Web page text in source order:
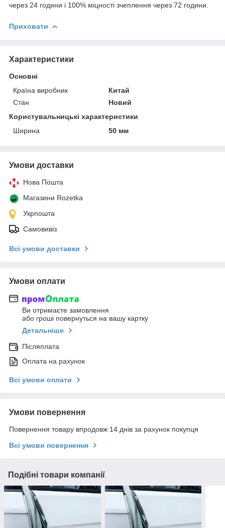
через 24 години і 100% міцності зчеплення через 72 години.
Приховати
Характеристики
Основні
Країна виробник
Китай
Стан
Новий
Користувальницькі характеристики
Ширина
50 мм
Умови доставки
Нова Пошта
Магазини Rozetka
Укрпошта
Самовивіз
Всі умови доставки
Умови оплати
Ви отримаєте замовлення
або гроші повернуться на вашу картку
Детальніше
Післяплата
Оплата на рахунок
Всі умови оплати
Умови повернення
Повернення товару впродовж 14 днів за рахунок покупця
Всі умови повернення
Подібні товари компанії